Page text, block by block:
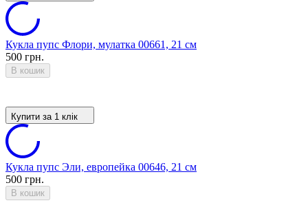
Кукла пупс Флори, мулатка 00661, 21 см
500 грн.
В кошик
Купити за 1 клiк
Кукла пупс Эли, европейка 00646, 21 см
500 грн.
В кошик